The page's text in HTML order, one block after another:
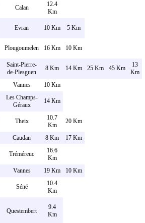
Calan
12.4
Km
Evran 10 Km 5 Km
Plougoumelen 16 Km 10 Km
Saint-Pierre-
de-Plesguen
8 Km 14 Km 25 Km 45 Km
13
Km
Vannes 10 Km
Les Champs-
Géraux
14 Km
Theix
10.7
Km
20 Km
Caudan 8 Km 17 Km
Tréméreuc
16.6
Km
Vannes 19 Km 10 Km
Séné
10.4
Km
Questembert
9.4
Km